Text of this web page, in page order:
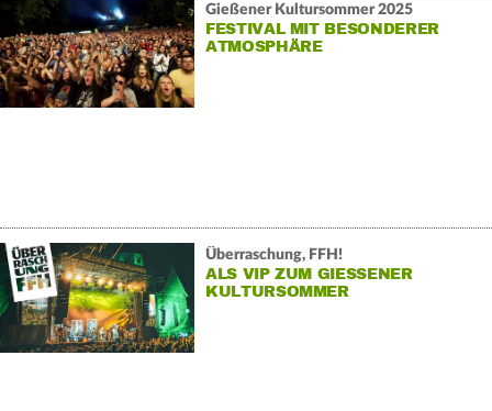
Gießener Kultursommer 2025
FESTIVAL MIT BESONDERER
ATMOSPHÄRE
Überraschung, FFH!
ALS VIP ZUM GIESSENER K
ULTURSOMMER